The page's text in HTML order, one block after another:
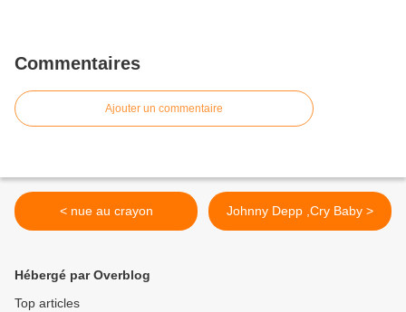
Commentaires
Ajouter un commentaire
< nue au crayon Johnny Depp ,Cry Baby >
Hébergé par Overblog
Top articles